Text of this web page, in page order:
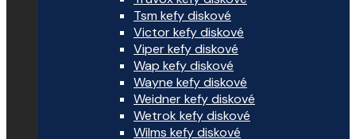
Tsm kefy diskové
Victor kefy diskové
Viper kefy diskové
Wap kefy diskové
Wayne kefy diskové
Weidner kefy diskové
Wetrok kefy diskové
Wilms kefy diskové